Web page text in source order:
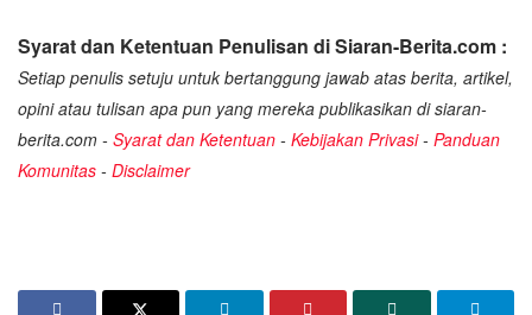
Syarat dan Ketentuan Penulisan di Siaran-Berita.com :
Setiap penulis setuju untuk bertanggung jawab atas berita, artikel,
opini atau tulisan apa pun yang mereka publikasikan di siaran-
berita.com - Syarat dan Ketentuan - Kebijakan Privasi- Panduan
Komunitas - Disclaimer